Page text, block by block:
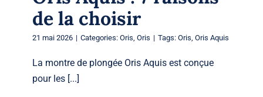
de la choisir
21 mai 2026 | Categories: Oris Oris | Tags: Oris Oris Aquis
La montre de plongée Oris Aquis est conçue
pour les [...]